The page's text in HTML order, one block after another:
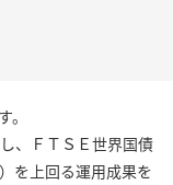
、ＦＴＳＥ世界国債
を上回る運用成果を